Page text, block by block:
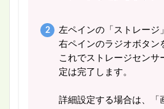
左ペインの「ストレージ
右ペインのラジオボタン
これでストレージセンサ
定は完了します。
詳細設定する場合は、「